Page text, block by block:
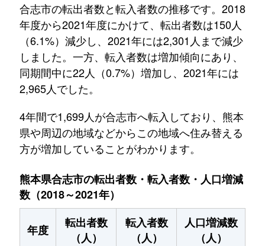
合志市の転出者数と転入者数の推移です。2018
年度から2021年度にかけて、転出者数は150人
（6.1%）減少し、2021年には2,301人まで減少
しました。一方、転入者数は増加傾向にあり、
同期間中に22人（0.7%）増加し、2021年には
2,965人でした。
4年間で1,699人が合志市へ転入しており、熊本
県や周辺の地域などからこの地域へ住み替える
方が増加していることがわかります。
熊本県合志市の転出者数・転入者数・人口増減
数（2018～2021年）
年度
転出者数
（人）
転入者数
（人）
人口増減数
（人）